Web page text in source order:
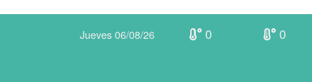
Jueves 06/08/26 0 0